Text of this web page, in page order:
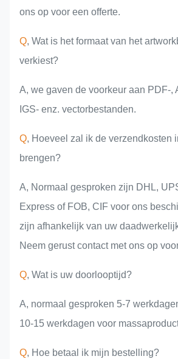
ons op voor een offerte.
Q, Wat is het formaat van het
verkiest?
A, we gaven de voorkeur aan PDF-,
IGS- enz. vectorbestanden.
Q, Hoeveel zal ik de verzendkosten
brengen?
A, Normaal gesproken zijn DHL,
Express of FOB, CIF voor ons
zijn afhankelijk van uw
Neem gerust contact met ons op
Q, Wat is uw doorlooptijd?
A, normaal gesproken 5-7
10-15 werkdagen voor
Q, Hoe betaal ik mijn bestelling?